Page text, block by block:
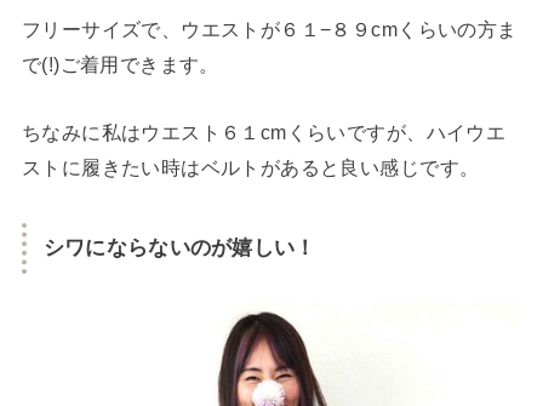
フリーサイズで、ウエストが６１−８９cmくらいの方ま
で(!)ご着用できます。
ちなみに私はウエスト６１cmくらいですが、ハイウエ
ストに履きたい時はベルトがあると良い感じです。
シワにならないのが嬉しい！